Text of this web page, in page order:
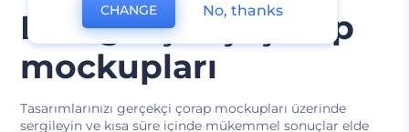
Fotogerçekçi çorap
mockupları
Tasarımlarınızı gerçekçi çorap mockupları üzerinde
sergileyin ve kısa süre içinde mükemmel sonuçlar elde
CHANGE No, thanks